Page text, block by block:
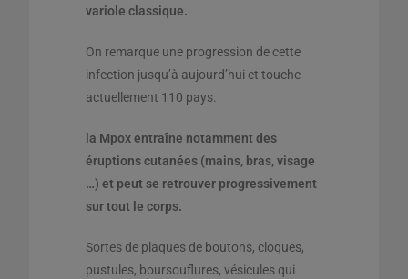
variole classique.
On remarque une progression de cette
infection jusqu’à aujourd’hui et touche
actuellement 110 pays.
la Mpox entraîne notamment des
éruptions cutanées (mains, bras, visage
…) et peut se retrouver progressivement
sur tout le corps.
Sortes de plaques de boutons, cloques,
pustules, boursouflures, vésicules qui